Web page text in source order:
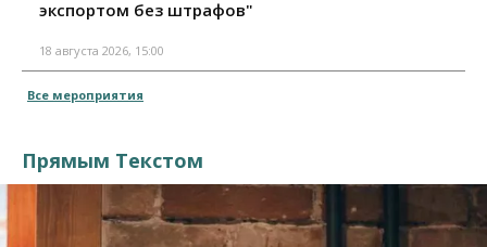
экспортом без штрафов"
18 августа 2026, 15:00
Все мероприятия
Прямым Текстом